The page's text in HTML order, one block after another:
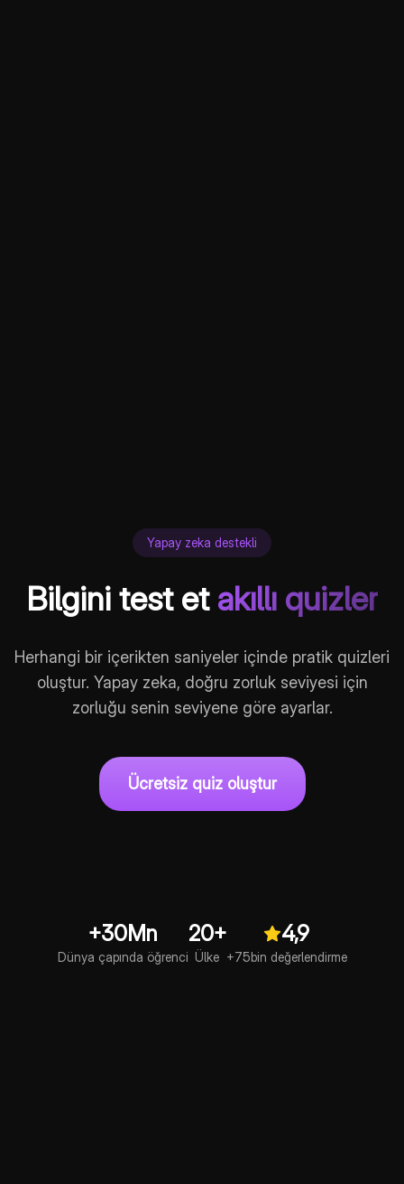
Yapay zeka destekli
Bilgini test et akıllı quizler
Herhangi bir içerikten saniyeler içinde pratik quizleri
oluştur. Yapay zeka, doğru zorluk seviyesi için
zorluğu senin seviyene göre ayarlar.
Ücretsiz quiz oluştur
+30Mn
Dünya çapında öğrenci
20+
Ülke
4,9
+75bin değerlendirme